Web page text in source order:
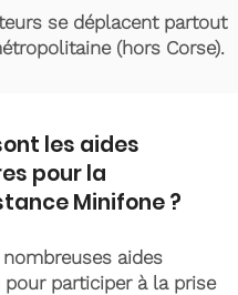
se déplacent partout
(hors Corse).
les aides
pour la
Minifone ?
aides
pour participer à la prise